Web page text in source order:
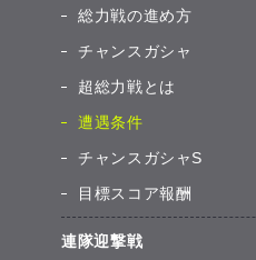
総力戦の進め方
チャンスガシャ
超総力戦とは
遭遇条件
チャンスガシャS
目標スコア報酬
連隊迎撃戦